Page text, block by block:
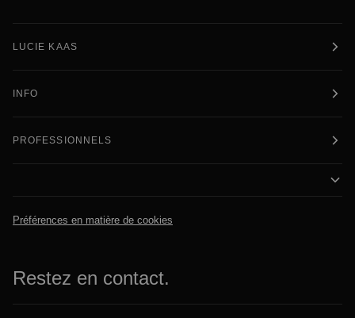
LUCIE KAAS
INFO
PROFESSIONNELS
Préférences en matière de cookies
Restez en contact.